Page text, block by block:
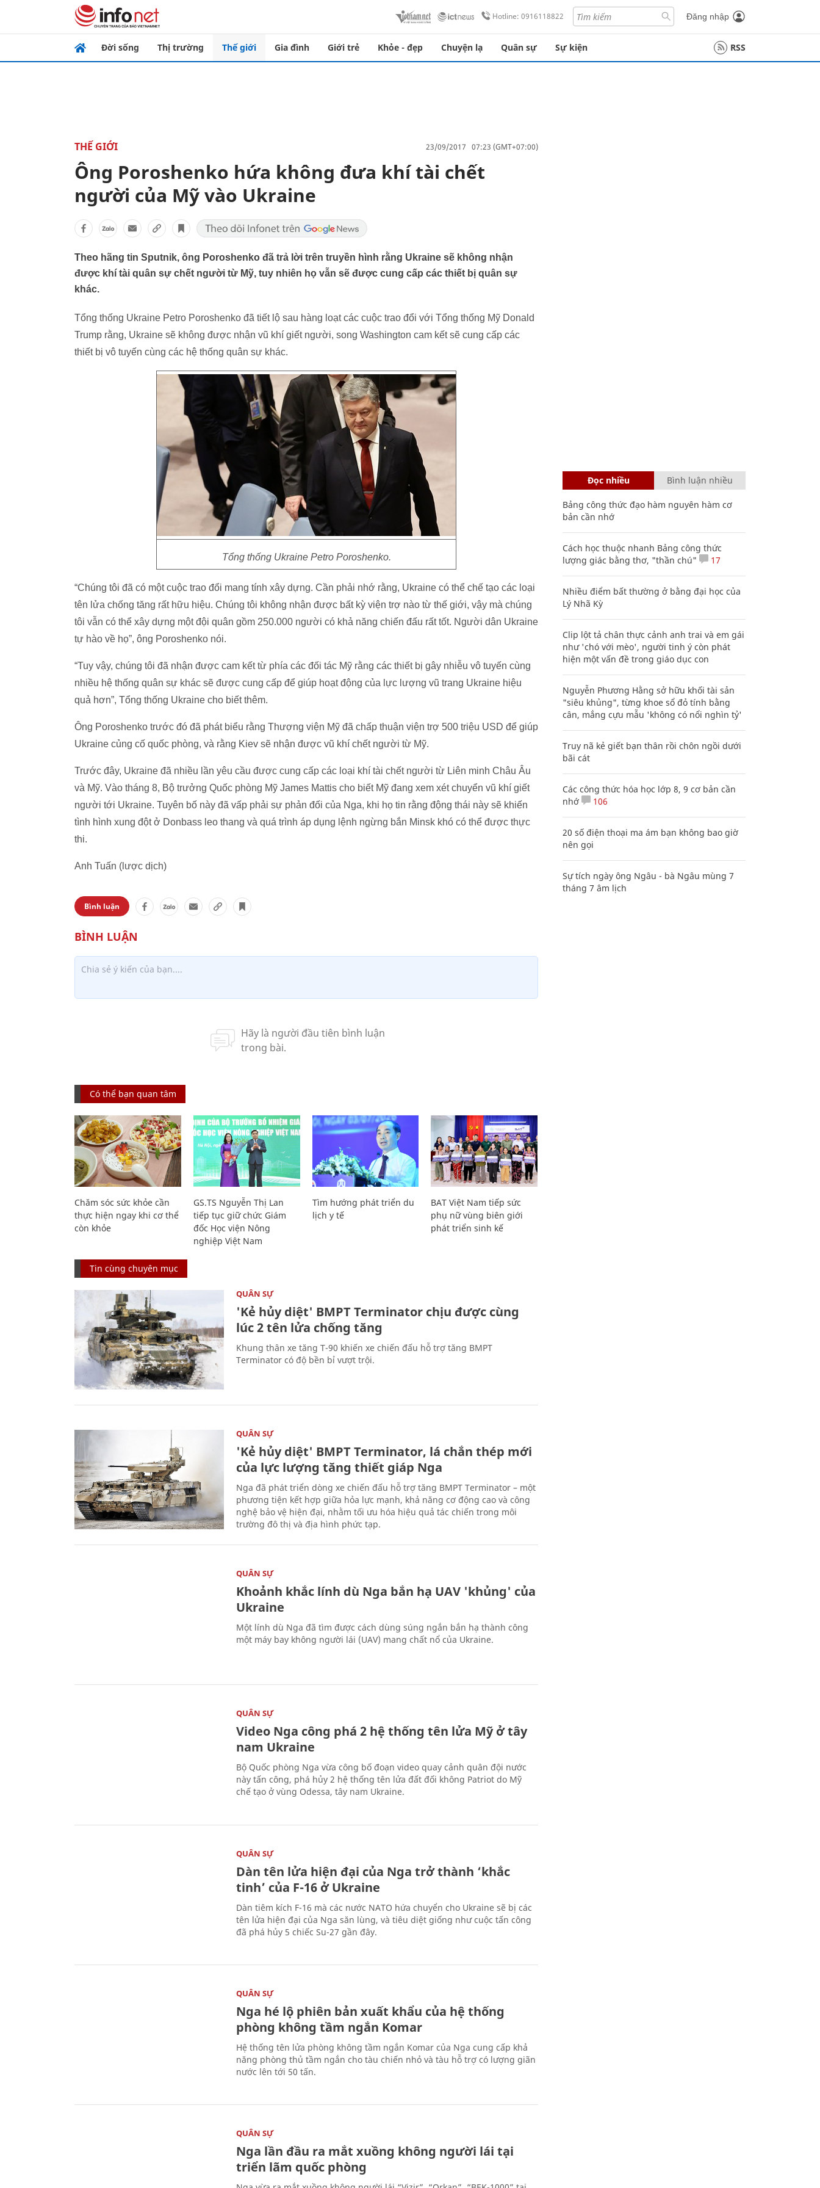
Hotline: 0916118822 Đăng nhập
Đời sống Thị trường Thế giới Gia đình Giới trẻ Khỏe - đẹp Chuyện lạ Quân sự Sự kiện RSS
THẾ GIỚI 23/09/2017 07:23 (GMT+07:00)
Ông Poroshenko hứa không đưa khí tài chết
người của Mỹ vào Ukraine
Theo hãng tin Sputnik, ông Poroshenko đã trả lời trên truyền hình rằng Ukraine sẽ không nhận
được khí tài quân sự chết người từ Mỹ, tuy nhiên họ vẫn sẽ được cung cấp các thiết bị quân sự
khác.
Tổng thống Ukraine Petro Poroshenko đã tiết lộ sau hàng loạt các cuộc trao đổi với Tổng thống Mỹ Donald
Trump rằng, Ukraine sẽ không được nhận vũ khí giết người, song Washington cam kết sẽ cung cấp các
thiết bị vô tuyến cùng các hệ thống quân sự khác.
Tổng thống Ukraine Petro Poroshenko.
“Chúng tôi đã có một cuộc trao đổi mang tính xây dựng. Cần phải nhớ rằng, Ukraine có thể chế tạo các loại
tên lửa chống tăng rất hữu hiệu. Chúng tôi không nhận được bất kỳ viện trợ nào từ thế giới, vậy mà chúng
tôi vẫn có thể xây dựng một đội quân gồm 250.000 người có khả năng chiến đấu rất tốt. Người dân Ukraine
tự hào về họ”, ông Poroshenko nói.
“Tuy vậy, chúng tôi đã nhận được cam kết từ phía các đối tác Mỹ rằng các thiết bị gây nhiễu vô tuyến cùng
nhiều hệ thống quân sự khác sẽ được cung cấp để giúp hoạt động của lực lượng vũ trang Ukraine hiệu
quả hơn”, Tổng thống Ukraine cho biết thêm.
Ông Poroshenko trước đó đã phát biểu rằng Thượng viện Mỹ đã chấp thuận viện trợ 500 triệu USD để giúp
Ukraine củng cố quốc phòng, và rằng Kiev sẽ nhận được vũ khí chết người từ Mỹ.
Trước đây, Ukraine đã nhiều lần yêu cầu được cung cấp các loại khí tài chết người từ Liên minh Châu Âu
và Mỹ. Vào tháng 8, Bộ trưởng Quốc phòng Mỹ James Mattis cho biết Mỹ đang xem xét chuyển vũ khí giết
người tới Ukraine. Tuyên bố này đã vấp phải sự phản đối của Nga, khi họ tin rằng động thái này sẽ khiến
tình hình xung đột ở Donbass leo thang và quá trình áp dụng lệnh ngừng bắn Minsk khó có thể được thực
thi.
Anh Tuấn (lược dịch)
Bình luận
Có thể bạn quan tâm
Chăm sóc sức khỏe cần
thực hiện ngay khi cơ thể
còn khỏe
GS.TS Nguyễn Thị Lan
tiếp tục giữ chức Giám
đốc Học viện Nông
nghiệp Việt Nam
Tìm hướng phát triển du
lịch y tế
BAT Việt Nam tiếp sức
phụ nữ vùng biên giới
phát triển sinh kế
Tin cùng chuyên mục
QUÂN SỰ
'Kẻ hủy diệt' BMPT Terminator chịu được cùng
lúc 2 tên lửa chống tăng
Khung thân xe tăng T-90 khiến xe chiến đấu hỗ trợ tăng BMPT
Terminator có độ bền bỉ vượt trội.
QUÂN SỰ
'Kẻ hủy diệt' BMPT Terminator, lá chắn thép mới
của lực lượng tăng thiết giáp Nga
Nga đã phát triển dòng xe chiến đấu hỗ trợ tăng BMPT Terminator – một
phương tiện kết hợp giữa hỏa lực mạnh, khả năng cơ động cao và công
nghệ bảo vệ hiện đại, nhằm tối ưu hóa hiệu quả tác chiến trong môi
trường đô thị và địa hình phức tạp.
QUÂN SỰ
Khoảnh khắc lính dù Nga bắn hạ UAV 'khủng' của
Ukraine
Một lính dù Nga đã tìm được cách dùng súng ngắn bắn hạ thành công
một máy bay không người lái (UAV) mang chất nổ của Ukraine.
QUÂN SỰ
Video Nga công phá 2 hệ thống tên lửa Mỹ ở tây
nam Ukraine
Bộ Quốc phòng Nga vừa công bố đoạn video quay cảnh quân đội nước
này tấn công, phá hủy 2 hệ thống tên lửa đất đối không Patriot do Mỹ
chế tạo ở vùng Odessa, tây nam Ukraine.
QUÂN SỰ
Dàn tên lửa hiện đại của Nga trở thành ‘khắc
tinh’ của F-16 ở Ukraine
Dàn tiêm kích F-16 mà các nước NATO hứa chuyển cho Ukraine sẽ bị các
tên lửa hiện đại của Nga săn lùng, và tiêu diệt giống như cuộc tấn công
đã phá hủy 5 chiếc Su-27 gần đây.
QUÂN SỰ
Nga hé lộ phiên bản xuất khẩu của hệ thống
phòng không tầm ngắn Komar
Hệ thống tên lửa phòng không tầm ngắn Komar của Nga cung cấp khả
năng phòng thủ tầm ngắn cho tàu chiến nhỏ và tàu hỗ trợ có lượng giãn
nước lên tới 50 tấn.
QUÂN SỰ
Nga lần đầu ra mắt xuồng không người lái tại
triển lãm quốc phòng
Đọc nhiều Bình luận nhiều
Bảng công thức đạo hàm nguyên hàm cơ
bản cần nhớ
Cách học thuộc nhanh Bảng công thức
lượng giác bằng thơ, "thần chú"
17
Nhiều điểm bất thường ở bằng đại học của
Lý Nhã Kỳ
Clip lột tả chân thực cảnh anh trai và em gái
như 'chó với mèo', người tinh ý còn phát
hiện một vấn đề trong giáo dục con
Nguyễn Phương Hằng sở hữu khối tài sản
"siêu khủng", từng khoe sổ đỏ tính bằng
cân, mắng cựu mẫu 'không có nổi nghìn tỷ'
Truy nã kẻ giết bạn thân rồi chôn ngồi dưới
bãi cát
Các công thức hóa học lớp 8, 9 cơ bản cần
nhớ
106
20 số điện thoại ma ám bạn không bao giờ
nên gọi
Sự tích ngày ông Ngâu - bà Ngâu mùng 7
tháng 7 âm lịch